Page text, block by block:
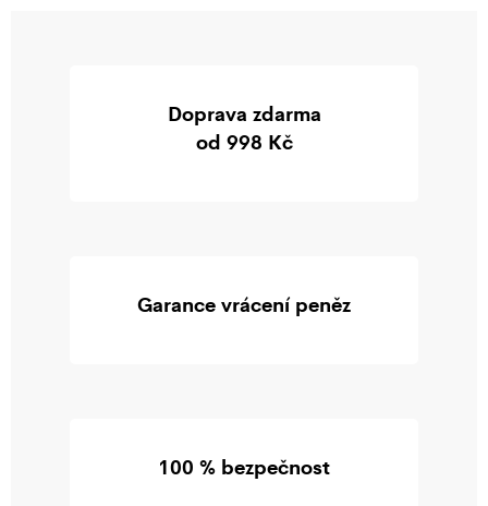
Doprava zdarma
od 998 Kč
Garance vrácení peněz
100 % bezpečnost